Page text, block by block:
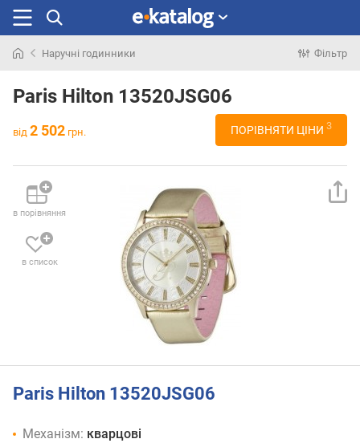
раніше
Наручні годинники Фільтр
Paris Hilton 13520JSG06
від 2 502 грн. ПОРІВНЯТИ ЦІНИ 3
в порівняння
в список
Paris Hilton 13520JSG06
Механізм: кварцові